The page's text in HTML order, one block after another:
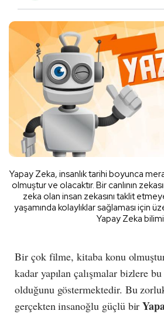
Yapay Zeka, insanlık tarihi boyunca
olmuştur ve olacaktır. Bir canlının
zeka olan insan zekasını taklit
yaşamında kolaylıklar sağlaması için
Yapay Zeka
Bir çok filme, kitaba konu
kadar yapılan çalışmalar bizlere
olduğunu göstermektedir. Bu
gerçekten insanoğlu güçlü bir